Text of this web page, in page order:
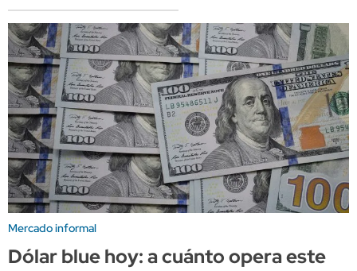
Mercado informal
Dólar blue hoy: a cuánto opera este